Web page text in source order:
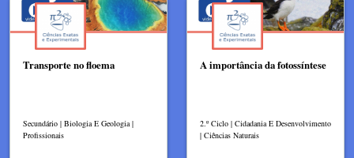
Transporte no floema
Secundário | Biologia E Geologia |
Profissionais
A importância da fotossíntese
2.º Ciclo | Cidadania E Desenvolvimento
| Ciências Naturais